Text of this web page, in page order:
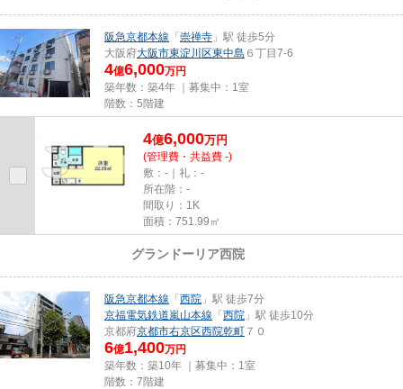
阪急京都本線 「 崇禅寺 」駅 徒歩5分
大阪府大阪市東淀川区東中島 ６丁目7-6
4億6,000万円
築年数：築4年 ｜募集中： 1室
階数：5階建
4億6,000万円
(管理費・共益費 -)
敷：-｜礼：-
所在階：-
間取り：1K
面積：751.99㎡
グランドーリア西院
阪急京都本線 「 西院 」駅 徒歩7分
京福電気鉄道嵐山本線 「 西院 」駅 徒歩10分
京都府京都市右京区西院乾町 ７０
6億1,400万円
築年数：築10年 ｜募集中： 1室
階数：7階建